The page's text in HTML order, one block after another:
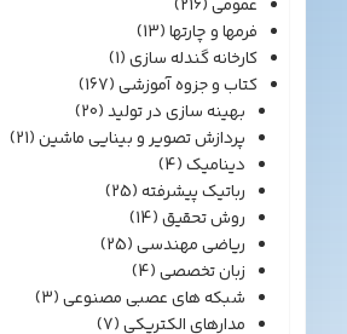
عمومی(216)
فرمها و چارتها(13)
کارخانه گندله سازی(1)
کتاب و جزوه آموزشی(167)
بهینه سازی در تولید(20)
پردازش تصویر و بینایی ماشین(21)
دینامیک(4)
رباتیک پیشرفته(25)
روش تحقیق(14)
ریاضی مهندسی(25)
زبان تخصصی(4)
شبکه های عصبی مصنوعی(3)
مدارهای الکتریکی(7)